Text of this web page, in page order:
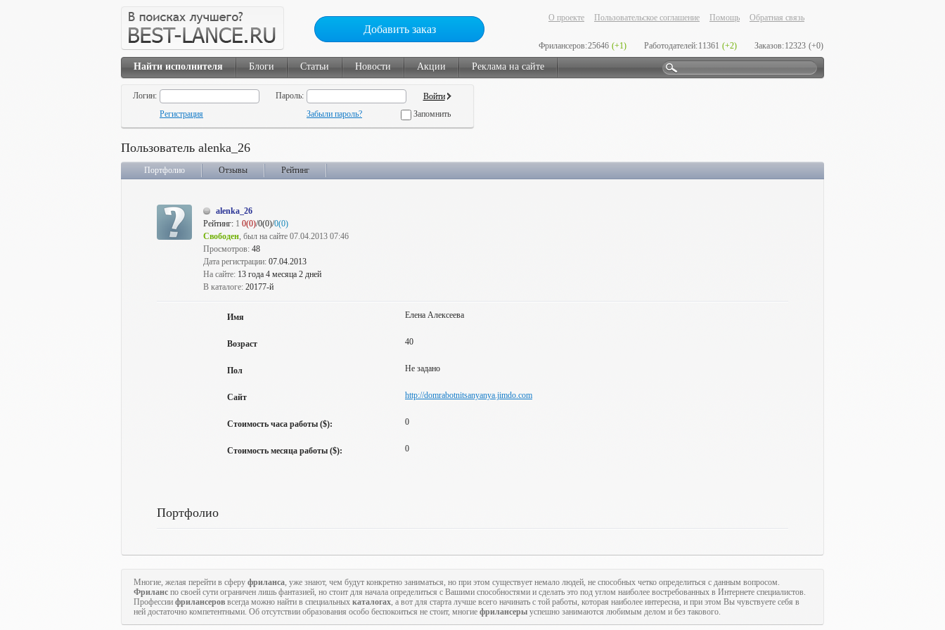
Добавить заказ
О проекте Пользовательское соглашение Помощь Обратная связь
Фрилансеров:25646 (+1) Работодателей:11361 (+2) Заказов:12323 (+0)
Найти исполнителя Блоги Статьи Новости Акции Реклама на сайте
Логин:
Пароль:
Регистрация
Забыли пароль? Запомнить
Пользователь alenka_26
Портфолио Отзывы Рейтинг
alenka_26
Рейтинг: 1 0(0)/0(0)/0(0)
Свободен, был на сайте 07.04.2013 07:46
Просмотров: 48
Дата регистрации: 07.04.2013
На сайте: 13 года 4 месяца 2 дней
В каталоге: 20177-й
Имя Елена Алексеева
Возраст 40
Пол Не задано
Сайт http://domrabotnitsanyanya.jimdo.com
Стоимость часа работы ($): 0
Стоимость месяца работы ($): 0
Портфолио
Многие, желая перейти в сферу фриланса, уже знают, чем будут конкретно заниматься, но при этом существует немало людей, не способных четко определиться с данным вопросом.
Фриланс по своей сути ограничен лишь фантазией, но стоит для начала определиться с Вашими способностями и сделать это под углом наиболее востребованных в Интернете специалистов.
Профессии фрилансеров всегда можно найти в специальных каталогах, а вот для старта лучше всего начинать с той работы, которая наиболее интересна, и при этом Вы чувствуете себя в
ней достаточно компетентными. Об отсутствии образования особо беспокоиться не стоит, многие фрилансеры успешно занимаются любимым делом и без такового.